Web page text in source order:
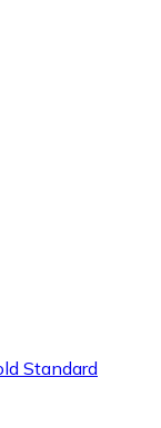
Standard